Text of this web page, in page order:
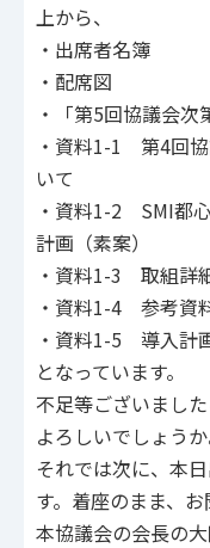
上から、
・出席者名簿
・配席図
・「第5回協議会次
・資料1-1 第4回
いて
・資料1-2 SMI都
計画（素案）
・資料1-3 取組詳
・資料1-4 参考資
・資料1-5 導入計
となっています。
不足等ございまし
よろしいでしょうか
それでは次に、本
す。着座のまま、お
本協議会の会長の